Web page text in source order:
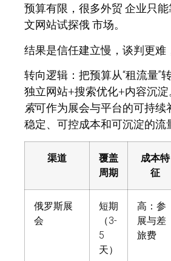
预算有限，很多外贸 企业只
文网站试探俄 市场。
结果是信任建立慢，谈判更难
转向逻辑： 把预算从“租流量”
独立网站+搜索优化+内容沉淀
索可作为展会与平台的可持续
稳定、可控成本和可沉淀的流
渠道
覆盖
周期
成本特
征
俄罗斯展
会
短期
（3-
5
天）
高：参
展与差
旅费